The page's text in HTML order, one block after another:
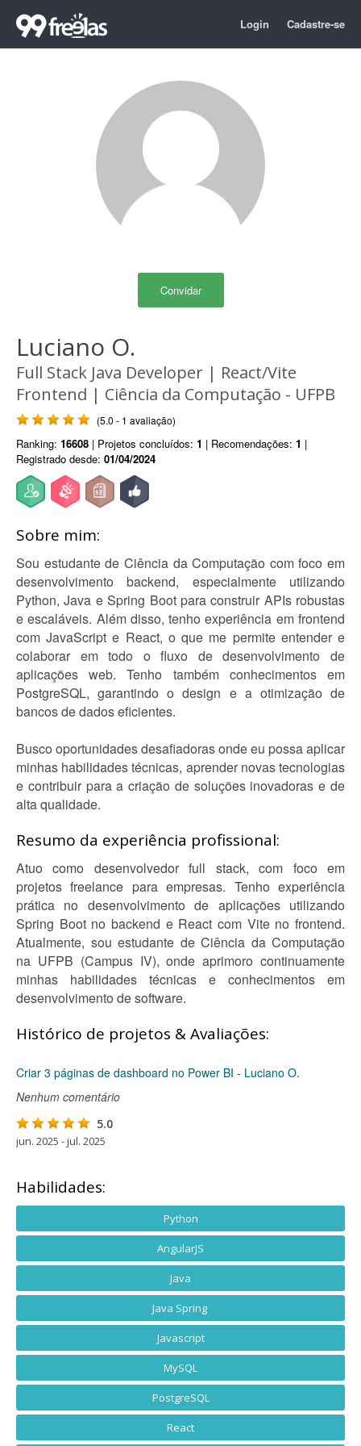
Login Cadastre-se
Convidar
Luciano O.
Full Stack Java Developer | React/Vite
Frontend | Ciência da Computação - UFPB
(5.0 - 1 avaliação)
Ranking: 16608 | Projetos concluídos: 1 | Recomendações: 1 |
Registrado desde: 01/04/2024
Sobre mim:
Sou estudante de Ciência da Computação com foco em
desenvolvimento backend, especialmente utilizando
Python, Java e Spring Boot para construir APIs robustas
e escaláveis. Além disso, tenho experiência em frontend
com JavaScript e React, o que me permite entender e
colaborar em todo o fluxo de desenvolvimento de
aplicações web. Tenho também conhecimentos em
PostgreSQL, garantindo o design e a otimização de
bancos de dados eficientes.
Busco oportunidades desafiadoras onde eu possa aplicar
minhas habilidades técnicas, aprender novas tecnologias
e contribuir para a criação de soluções inovadoras e de
alta qualidade.
Resumo da experiência profissional:
Atuo como desenvolvedor full stack, com foco em
projetos freelance para empresas. Tenho experiência
prática no desenvolvimento de aplicações utilizando
Spring Boot no backend e React com Vite no frontend.
Atualmente, sou estudante de Ciência da Computação
na UFPB (Campus IV), onde aprimoro continuamente
minhas habilidades técnicas e conhecimentos em
desenvolvimento de software.
Histórico de projetos & Avaliações:
Criar 3 páginas de dashboard no Power BI - Luciano O.
Nenhum comentário
5.0
jun. 2025 - jul. 2025
Habilidades:
Python
AngularJS
Java
Java Spring
Javascript
MySQL
PostgreSQL
React